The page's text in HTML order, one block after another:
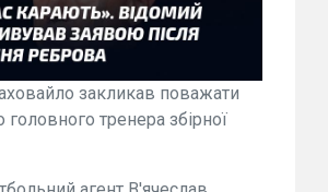
закликав поважати
тренера збірної